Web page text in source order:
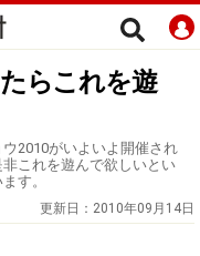
らこれを遊
2010がいよいよ開催され
これを遊んで欲しいとい
す。
更新日： 2010年09月14日